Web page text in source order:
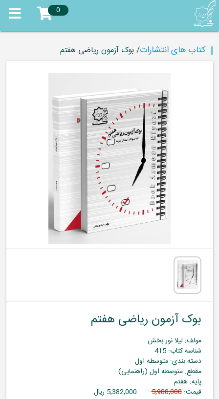
0
کتاب های انتشارات/ بوک آزمون ریاضی هفتم
بوک آزمون ریاضی هفتم
مولف: لیلا نور بخش
شناسه کتاب: 415
دسته بندی: متوسطه اول
مقطع: متوسطه اول (راهنمایی)
پایه: هفتم
قیمت:5,980,000 5,382,000 ریال